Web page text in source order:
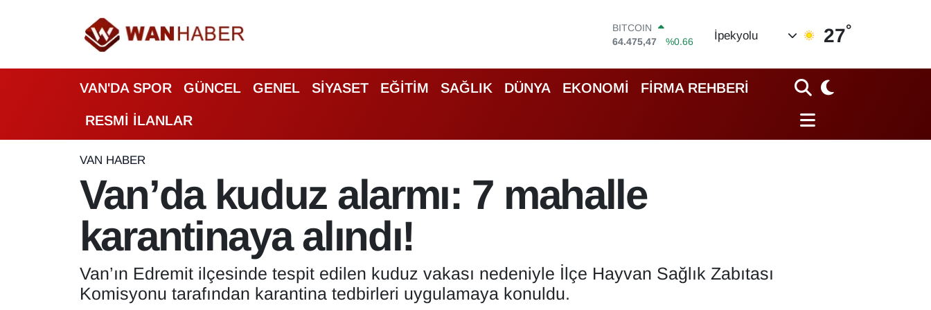
DOLAR
47,5986
%0.06
55,0700
%0.1
STERLİN
64,2438
%0.21
BİST100
64.475,47
İpekyolu 27°
VAN'DA SPOR GÜNCEL GENEL SİYASET EĞİTİM SAĞLIK DÜNYA EKONOMİ FİRMA REHBERİ
RESMİ İLANLAR
VAN HABER
Van’da kuduz alarmı: 7 mahalle
karantinaya alındı!
Van’ın Edremit ilçesinde tespit edilen kuduz vakası nedeniyle İlçe Hayvan Sağlık Zabıtası
Komisyonu tarafından karantina tedbirleri uygulamaya konuldu.
ASAYİŞ
BİLİM VE TEKNOLOJİ
Biyografi
Bölge Haberleri
Deprem
Dernekler, Odalar
Van Nöbetçi Eczaneler
Van Hava Durumu
Van Namaz Vakitleri
Van Trafik Yoğunluk Haritası
Süper Lig Puan Durumu ve Fikstür
Tüm Manşetler
Son Dakika Haberleri
Haber Arşivi